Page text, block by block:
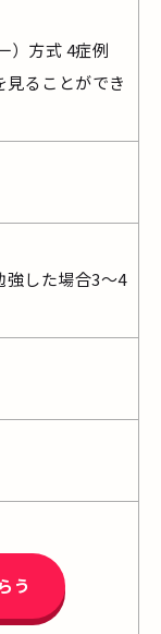
）方式 4症例
ることができ
強した場合3～4
う